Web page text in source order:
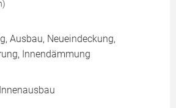
Ausbau, Neueindeckung,
Innendämmung